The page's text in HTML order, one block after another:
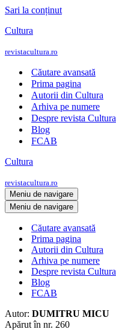
Sari la conținut
Cultura
revistacultura.ro
Căutare avansată
Prima pagina
Autorii din Cultura
Arhiva pe numere
Despre revista Cultura
Blog
FCAB
Cultura
revistacultura.ro
Meniu de navigare
Meniu de navigare
Căutare avansată
Prima pagina
Autorii din Cultura
Arhiva pe numere
Despre revista Cultura
Blog
FCAB
Autor: DUMITRU MICU
Apărut în nr. 260